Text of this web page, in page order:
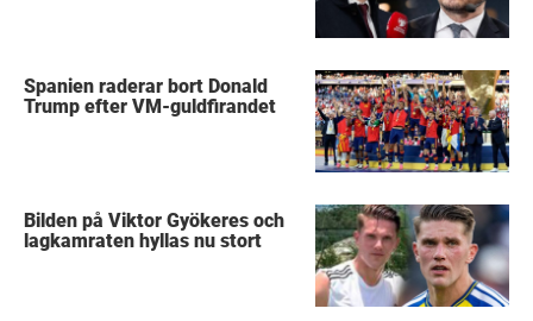
Spanien raderar bort Donald
Trump efter VM-guldfirandet
Bilden på Viktor Gyökeres och
lagkamraten hyllas nu stort